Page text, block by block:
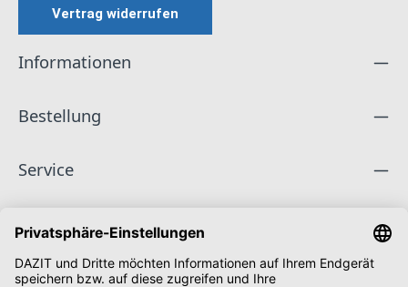
Vertrag widerrufen
Informationen
Bestellung
Service
Unternehmen
Folge uns